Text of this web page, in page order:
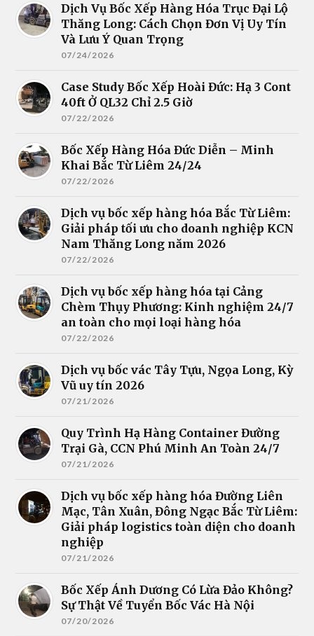
Dịch Vụ Bốc Xếp Hàng Hóa Trục Đại Lộ
Thăng Long: Cách Chọn Đơn Vị Uy Tín
Và Lưu Ý Quan Trọng
07/24/2026
Case Study Bốc Xếp Hoài Đức: Hạ 3 Cont
40ft Ở QL32 Chỉ 2.5 Giờ
07/22/2026
Bốc Xếp Hàng Hóa Đức Diễn – Minh
Khai Bắc Từ Liêm 24/24
07/22/2026
Dịch vụ bốc xếp hàng hóa Bắc Từ Liêm:
Giải pháp tối ưu cho doanh nghiệp KCN
Nam Thăng Long năm 2026
07/22/2026
Dịch vụ bốc xếp hàng hóa tại Cảng
Chèm Thụy Phương: Kinh nghiệm 24/7
an toàn cho mọi loại hàng hóa
07/22/2026
Dịch vụ bốc vác Tây Tựu, Ngọa Long, Kỳ
Vũ uy tín 2026
07/21/2026
Quy Trình Hạ Hàng Container Đường
Trại Gà, CCN Phú Minh An Toàn 24/7
07/21/2026
Dịch vụ bốc xếp hàng hóa Đường Liên
Mạc, Tân Xuân, Đông Ngạc Bắc Từ Liêm:
Giải pháp logistics toàn diện cho doanh
nghiệp
07/21/2026
Bốc Xếp Ánh Dương Có Lừa Đảo Không?
Sự Thật Về Tuyển Bốc Vác Hà Nội
07/20/2026